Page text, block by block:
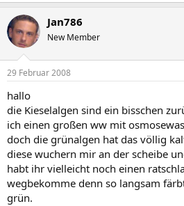
Jan786
New Member
29 Februar 2008
hallo
die Kieselalgen sind ein bisschen
ich einen großen ww mit
doch die grünalgen hat das völlig
diese wuchern mir an der scheibe
habt ihr vielleicht noch einen
wegbekomme denn so langsam
grün.